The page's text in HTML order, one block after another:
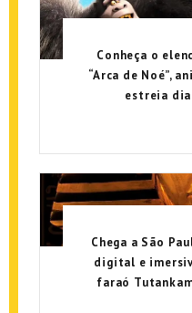
Conheça o
“Arca de Noé”,
estreia dia
Chega a São
digital e
faraó